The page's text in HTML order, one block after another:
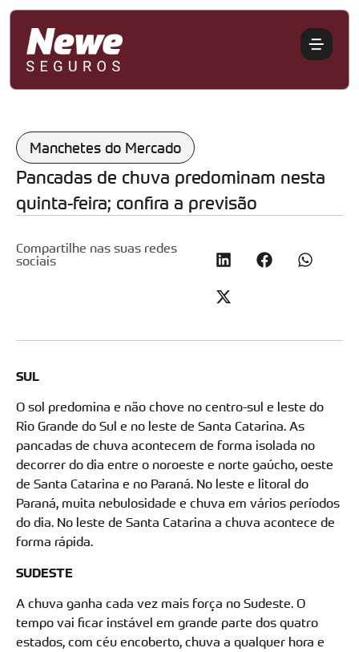
Manchetes do Mercado
Pancadas de chuva predominam nesta
quinta-feira; confira a previsão
Compartilhe nas suas redes
sociais
SUL
O sol predomina e não chove no centro-sul e leste do
Rio Grande do Sul e no leste de Santa Catarina. As
pancadas de chuva acontecem de forma isolada no
decorrer do dia entre o noroeste e norte gaúcho, oeste
de Santa Catarina e no Paraná. No leste e litoral do
Paraná, muita nebulosidade e chuva em vários períodos
do dia. No leste de Santa Catarina a chuva acontece de
forma rápida.
SUDESTE
A chuva ganha cada vez mais força no Sudeste. O
tempo vai ficar instável em grande parte dos quatro
estados, com céu encoberto, chuva a qualquer hora e